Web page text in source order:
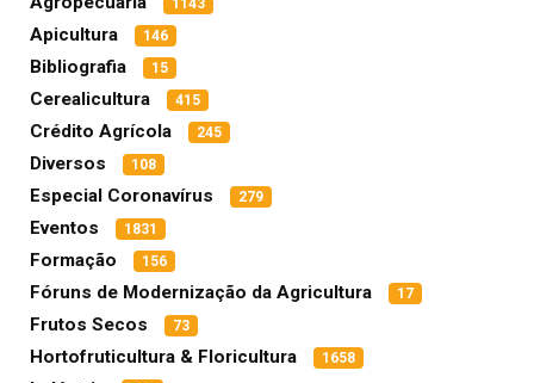
1143
Apicultura 146
Bibliografia 15
Cerealicultura 415
Crédito Agrícola 245
Diversos 108
Especial Coronavírus 279
Eventos 1831
Formação 156
Fóruns de Modernização da Agricultura 17
Frutos Secos 73
Hortofruticultura & Floricultura 1658